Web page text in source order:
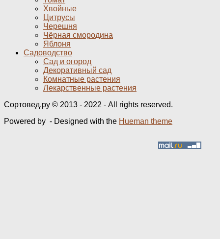
Хвойные
Цитрусы
Черешня
Чёрная смородина
Яблоня
Садоводство
Сад и огород
Декоративный сад
Комнатные растения
Лекарственные растения
Сортовед.ру © 2013 - 2022 - All rights reserved.
Powered by - Designed with the Hueman theme